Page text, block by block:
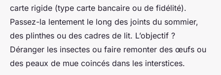
carte rigide (type carte bancaire ou de fidélité).
Passez-la lentement le long des joints du sommier,
des plinthes ou des cadres de lit. L’objectif ?
Déranger les insectes ou faire remonter des œufs ou
des peaux de mue coincés dans les interstices.